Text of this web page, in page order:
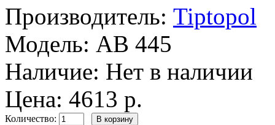
Производитель: Tiptopol
Модель: AB 445
Наличие: Нет в наличии
Цена: 4613 р.
Количество: